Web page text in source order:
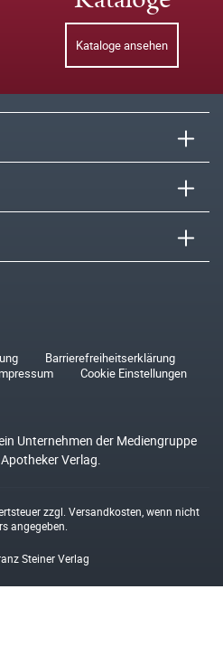
Kataloge ansehen
Barrierefreiheitserklärung
Cookie Einstellungen
Unternehmen der Mediengruppe
Verlag.
zzgl. Versandkosten , wenn nicht
angegeben.
Steiner Verlag